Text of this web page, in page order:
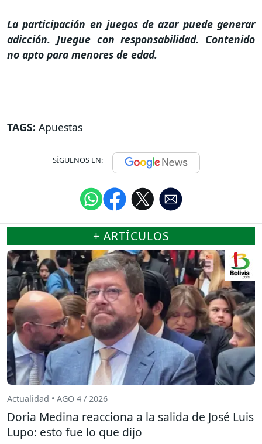
La participación en juegos de azar puede generar
adicción. Juegue con responsabilidad. Contenido
no apto para menores de edad.
TAGS: Apuestas
SÍGUENOS EN:
+ ARTÍCULOS
Actualidad • AGO 4 / 2026
Doria Medina reacciona a la salida de José Luis
Lupo: esto fue lo que dijo